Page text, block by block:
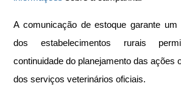
A comunicação de estoque garante
dos estabelecimentos rurais
continuidade do planejamento das ações
dos serviços veterinários oficiais.